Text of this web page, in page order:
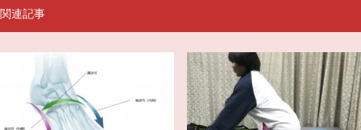
関連記事